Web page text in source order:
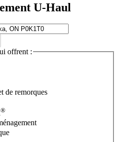
U-Haul
offrent :
de remorques
®